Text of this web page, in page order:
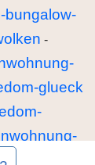
bungalow-
-
glueck